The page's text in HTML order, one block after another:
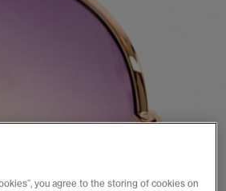
you agree to the storing of cookies on